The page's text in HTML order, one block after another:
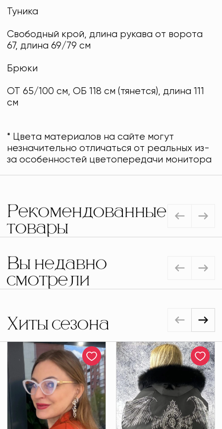
Туника
Свободный крой, длина рукава от ворота
67, длина 69/79 см
Брюки
ОТ 65/100 см, ОБ 118 см (тянется), длина 111
см
* Цвета материалов на сайте могут
незначительно отличаться от реальных из-
за особенностей цветопередачи монитора
Рекомендованные
товары
Вы недавно
смотрели
Хиты сезона